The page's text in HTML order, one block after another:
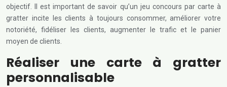
objectif. Il est important de savoir qu’un jeu concours par carte à
gratter incite les clients à toujours consommer, améliorer votre
notoriété, fidéliser les clients, augmenter le trafic et le panier
moyen de clients.
Réaliser une carte à gratter
personnalisable